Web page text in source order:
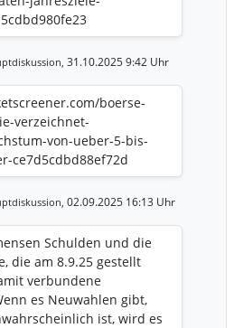
31.10.2025 9:42 Uhr
boerse-
verzeichnet-
von-ueber-5-bis-
ce7d5cdbd88ef72d
02.09.2025 16:13 Uhr
Schulden und die
die am 8.9.25 gestellt
verbundene
es Neuwahlen gibt,
ist, wird es